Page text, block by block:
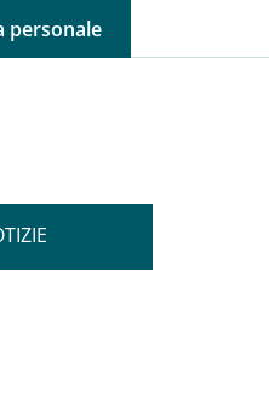
LANGUAGE
personale